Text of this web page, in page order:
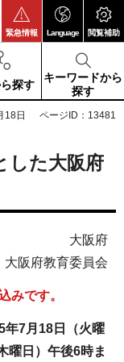
緊急情報 Language 閲覧補助
探す
キーワードから
探す
18日 ページID：13481
した大阪府
大阪府
大阪府教育委員会
みです。
7月18日（火曜
日）午後6時ま